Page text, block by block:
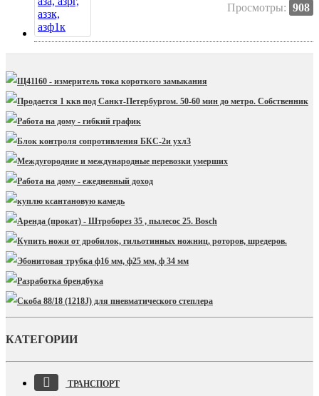
Просмотры: 908
КАТЕГОРИИ
ТРАНСПОРТ